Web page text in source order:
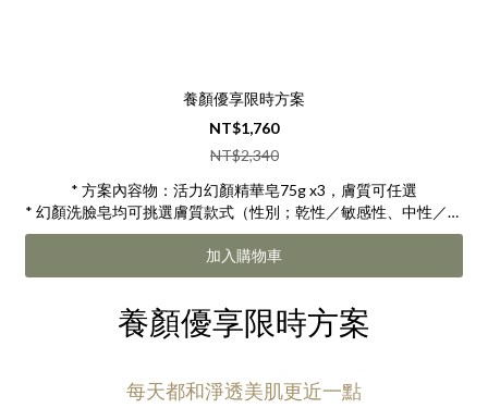
養顏優享限時方案
NT$1,760
NT$2,340
* 方案內容物：活力幻顏精華皂75g x3，膚質可任選
* 幻顏洗臉皂均可挑選膚質款式（性別；乾性／敏感性、中性／混
合性、油性)，請於加入購物車前確認
* 特惠商品不適用商店其他折扣活動優惠
加入購物車
養顏優享限時方案
每天都和淨透美肌更近一點